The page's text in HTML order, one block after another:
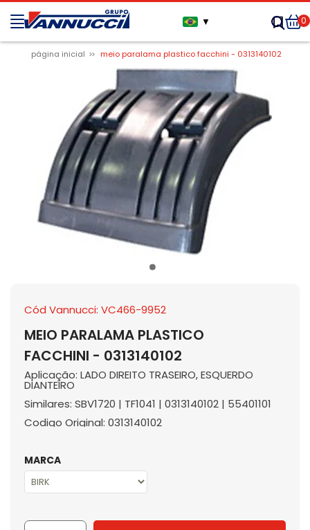
▼ 0
página inicial meio paralama plastico facchini - 0313140102
Cód Vannucci: VC466-9952
MEIO PARALAMA PLASTICO
FACCHINI - 0313140102
Aplicação: LADO DIREITO TRASEIRO, ESQUERDO
DIANTEIRO
Similares: SBV1720 | TF1041 | 0313140102 | 55401101
Codigo Original: 0313140102
MARCA